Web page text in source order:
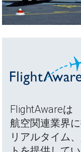
FlightAwareは
航空関連業界
リアルタイム